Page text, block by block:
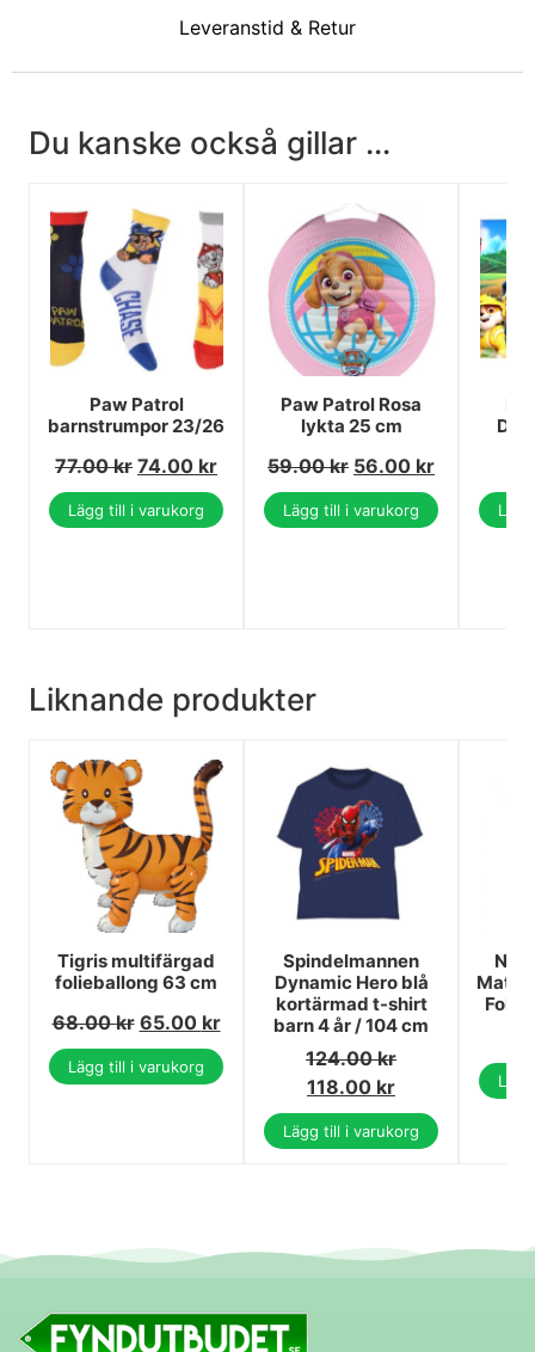
Leveranstid & Retur
Du kanske också gillar ...
Paw Patrol
barnstrumpor 23/26
77.00kr 74.00 kr
Lägg till i varukorg
Paw Patrol Rosa
lykta 25 cm
59.00kr 56.00 kr
Lägg till i varukorg
Liknande produkter
Tigris multifärgad
folieballong 63 cm
68.00kr 65.00 kr
Lägg till i varukorg
Spindelmannen
Dynamic Hero blå
kortärmad t-shirt
barn 4 år / 104 cm
124.00kr
118.00 kr
Lägg till i varukorg
Matt